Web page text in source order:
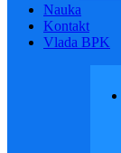
Zakoni
Budžet
Zaštita